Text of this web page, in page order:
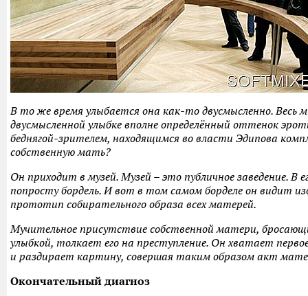
В то же время улыбается она как-то двусмысленно. Весь
двусмысленной улыбке вполне определённый оттенок
беднягой-зрителем, находящимся во власти Эдипова
собственную мать?
Он приходит в музей. Музей – это публичное заведение. В
попросту бордель. И вот в том самом борделе он видит
прототип собирательного образа всех матерей.
Мучительное присутствие собственной матери,
улыбкой, толкает его на преступление. Он хватает
и раздирает картину, совершая таким образом акт
Окончательный диагноз